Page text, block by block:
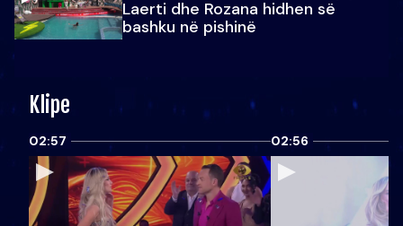
Laerti dhe Rozana hidhen së
bashku në pishinë
Klipe
02:57 02:56